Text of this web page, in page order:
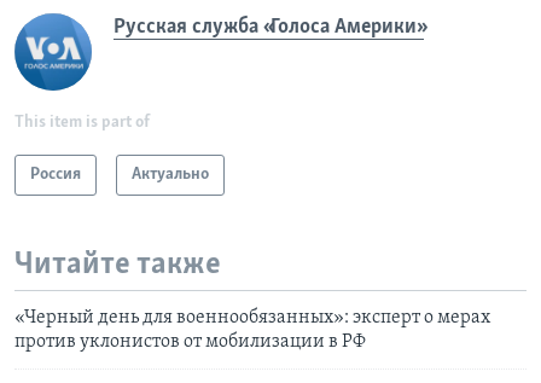
Русская служба «Голоса Америки»
This item is part of
Россия Актуально
Читайте также
«Черный день для военнообязанных»: эксперт о мерах
против уклонистов от мобилизации в РФ